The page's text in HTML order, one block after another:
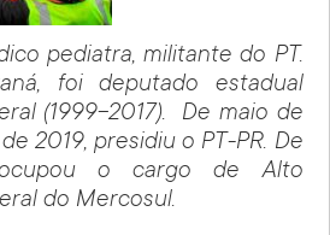
pediatra, militante do PT.
foi deputado estadual
(1999-2017). De maio de
2019, presidiu o PT-PR. De
o cargo de Alto
do Mercosul.